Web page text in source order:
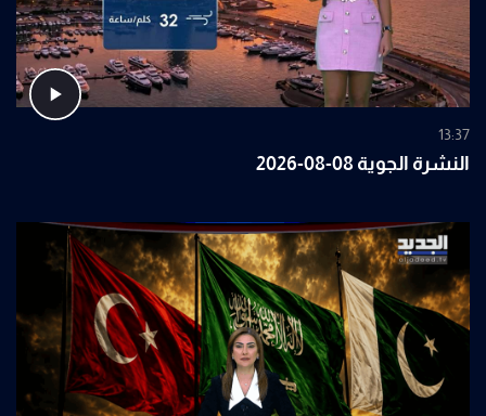
13:37
النشرة الجوية 08-08-2026